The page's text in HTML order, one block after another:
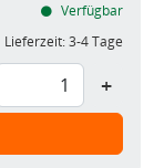
Verfügbar
Lieferzeit:3-4 Tage
+